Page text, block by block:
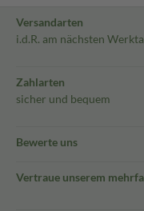
Versandarten
i.d.R. am nächsten
Zahlarten
sicher und bequem
Bewerte uns
Vertraue unserem